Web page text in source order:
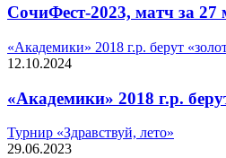
СочиФест-2023, матч за 27
«Академики» 2018 г.р. берут
12.10.2024
«Академики» 2018 г.р.
Турнир «Здравствуй, лето»
29.06.2023